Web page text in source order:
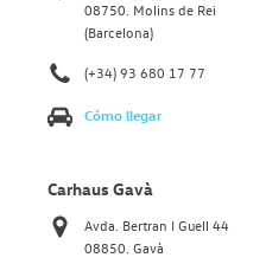
08750. Molins de Rei
(Barcelona)
(+34) 93 680 17 77
Cómo llegar
Carhaus Gavà
Avda. Bertran I Guell 44
08850. Gavà